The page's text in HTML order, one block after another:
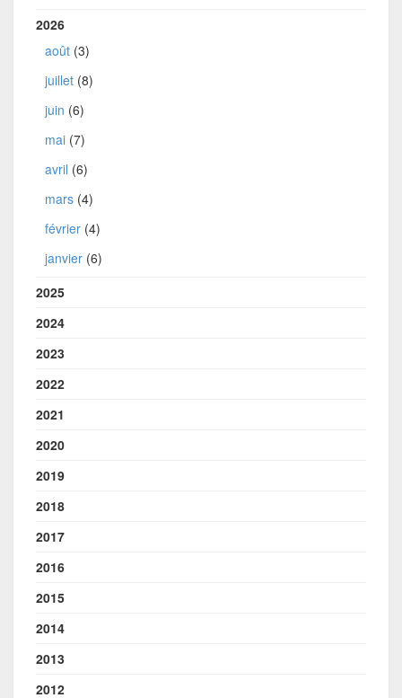
2026
août (3)
juillet (8)
juin (6)
mai (7)
avril (6)
mars (4)
février (4)
janvier (6)
2025
2024
2023
2022
2021
2020
2019
2018
2017
2016
2015
2014
2013
2012